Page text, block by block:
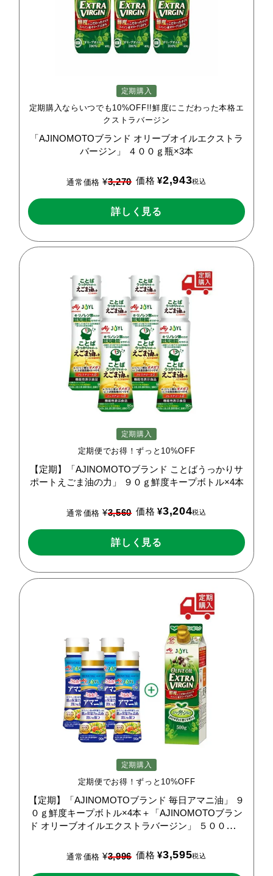
定期購入
定期購入ならいつでも10%OFF!!鮮度にこだわった本格エ
クストラバージン
「AJINOMOTOブランド オリーブオイルエクストラ
バージン」
４００ｇ瓶×3本
通常価格 ¥3,270 価格 ¥2,943税込
詳しく見る
定期購入
定期便でお得！ずっと10%OFF
【定期】「AJINOMOTOブランド ことばうっかりサ
ポートえごま油の力」
９０ｇ鮮度キープボトル×4本
通常価格 ¥3,560 価格 ¥3,204税込
詳しく見る
定期購入
定期便でお得！ずっと10%OFF
【定期】「AJINOMOTOブランド 毎日アマニ油」
９
０ｇ鮮度キープボトル×4本＋「AJINOMOTOブラン
ド オリーブオイルエクストラバージン」
５００ｇス
通常価格 ¥3,996 価格 ¥3,595税込